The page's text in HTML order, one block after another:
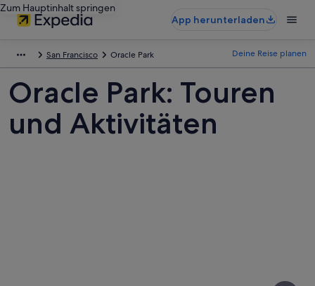
Zum Hauptinhalt springen
App herunterladen
San Francisco Oracle Park Deine Reise planen
Oracle Park: Touren
und Aktivitäten